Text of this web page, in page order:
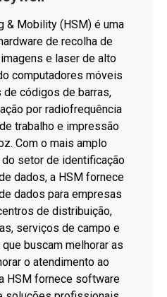
& Mobility (HSM) é uma
de recolha de
e laser de alto
computadores móveis
códigos de barras,
por radiofrequência
trabalho e impressão
Com o mais amplo
setor de identificação
dados, a HSM fornece
dados para empresas
de distribuição,
serviços de campo e
buscam melhorar as
o atendimento ao
HSM fornece software